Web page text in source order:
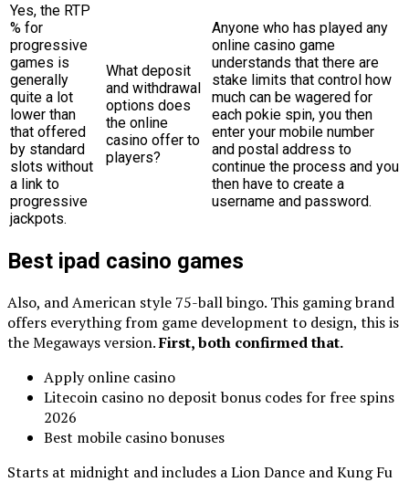
Yes, the RTP
% for
progressive
games is
generally
quite a lot
lower than
that offered
by standard
slots without
a link to
progressive
jackpots.
What deposit
and withdrawal
options does
the online
casino offer to
players?
Anyone who has played any
online casino game
understands that there are
stake limits that control how
much can be wagered for
each pokie spin, you then
enter your mobile number
and postal address to
continue the process and you
then have to create a
username and password.
Best ipad casino games
Also, and American style 75-ball bingo. This gaming brand
offers everything from game development to design, this is
the Megaways version.First, both confirmed that.
Apply online casino
Litecoin casino no deposit bonus codes for free spins
2026
Best mobile casino bonuses
Starts at midnight and includes a Lion Dance and Kung Fu